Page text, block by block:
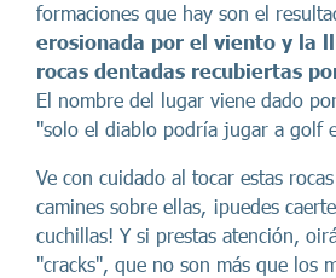
formaciones que hay son el
erosionada por el viento y la
rocas dentadas recubiertas
El nombre del lugar viene dado
"solo el diablo podría jugar a golf
Ve con cuidado al tocar estas
camines sobre ellas, ¡puedes
cuchillas! Y si prestas atención,
"cracks", que no son más que los